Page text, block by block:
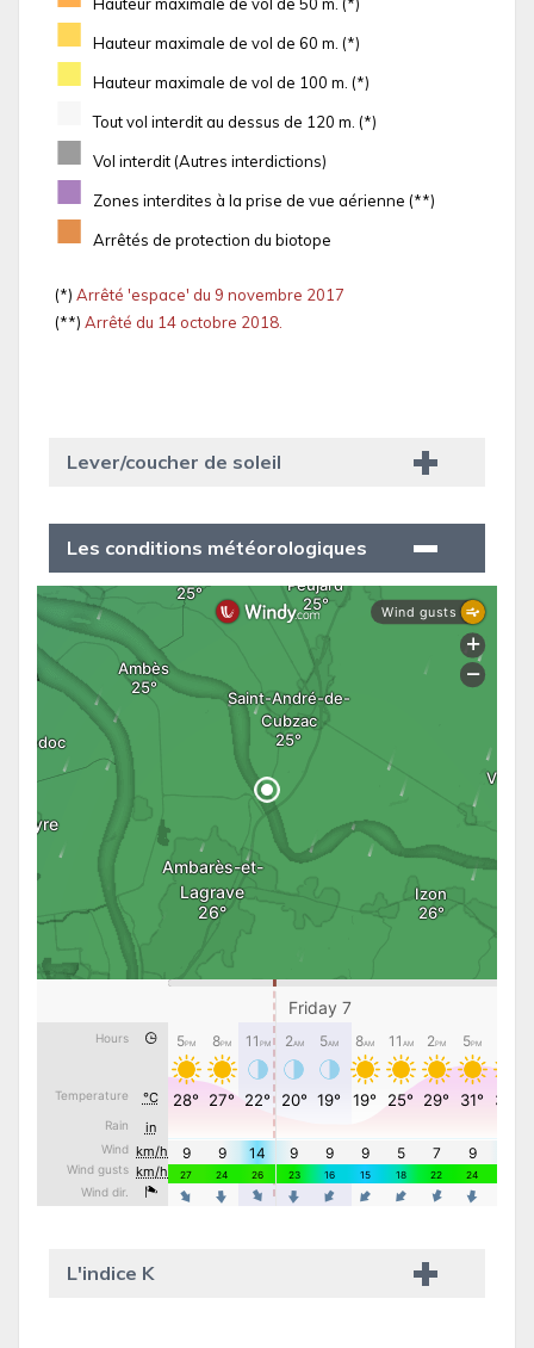
Hauteur maximale de vol de 50 m. (*)
■ Hauteur maximale de vol de 60 m. (*)
■ Hauteur maximale de vol de 100 m. (*)
Tout vol interdit au dessus de 120 m. (*)
■ Vol interdit (Autres interdictions)
■ Zones interdites à la prise de vue aérienne (**)
■ Arrêtés de protection du biotope
(*) Arrêté 'espace' du 9 novembre 2017
(**) Arrêté du 14 octobre 2018.
Lever/coucher de soleil
Les conditions météorologiques
L'indice K